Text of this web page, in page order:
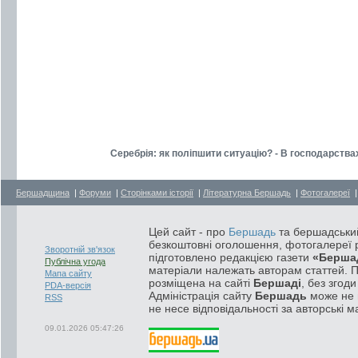
Серебрія: як поліпшити ситуацію? - В
Бершадщина | Форуми | Сторінками історії | Літературна Бершадь | Фотогалереї
Зворотній зв'язок
Публічна угода
Мапа сайту
PDA-версія
RSS
09.01.2026 05:47:26
Цей сайт - про Бершадь та
безкоштовні оголошення, фотогалереї
підготовлено редакцією газети
матеріали належать авторам статтей.
розміщена на сайті Бершаді , без
Адміністрація сайту Бершадь може не
не несе відповідальності за авторські